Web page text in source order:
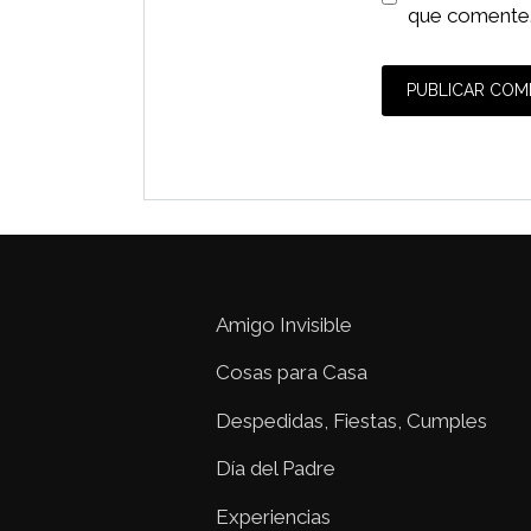
que
Amigo Invisible
Cosas para Casa
Despedidas, Fiestas, Cumples
Día del Padre
Experiencias